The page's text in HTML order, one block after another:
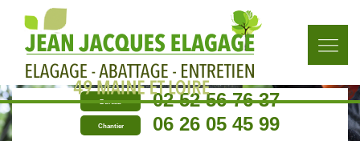
Bureau 02 52 56 76 37
Chantier 06 26 05 45 99